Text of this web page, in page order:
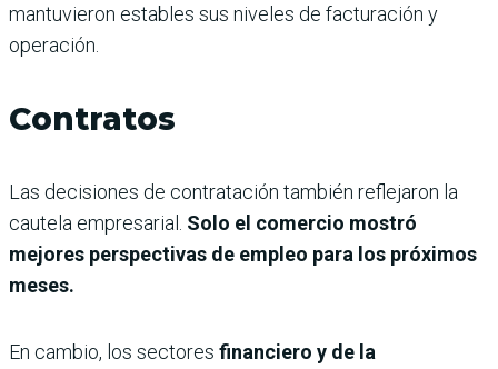
mantuvieron estables sus niveles de facturación y
operación.
Contratos
Las decisiones de contratación también reflejaron la
cautela empresarial.
Solo el comercio mostró
mejores perspectivas de empleo para los próximos
meses.
En cambio, los sectores financiero y de la